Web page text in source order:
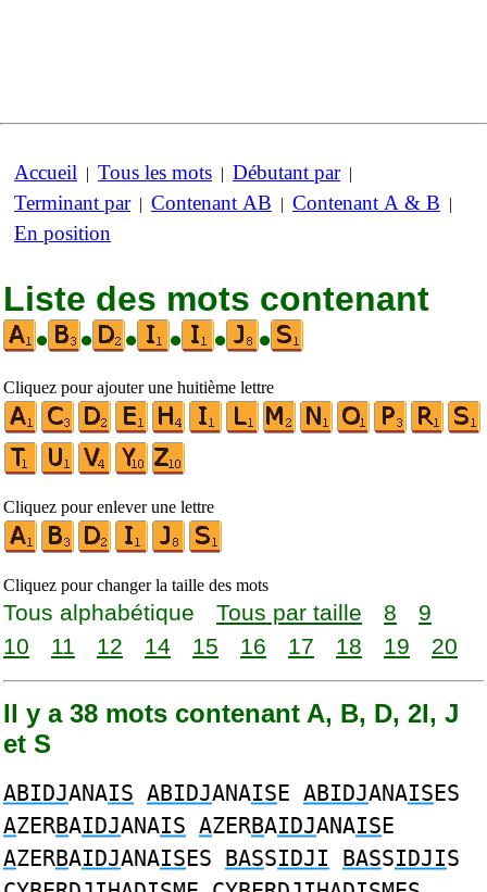
Accueil | Tous les mots | Débutant par|
Terminant par| Contenant AB | Contenant A & B |
En position
Liste des mots contenant
•
• • • • •
Cliquez pour ajouter une huitième lettre
Cliquez pour enlever une lettre
Cliquez pour changer la taille des mots
Tous alphabétique Tous par taille 8
9
10
11 12 14 15 16 17 18 19 20
Il y a 38 mots contenant A, B, D, 2I, J
et S
ABIDJANAIS ABIDJANAISE ABIDJANAISES
AZERBAIDJANAIS AZERBAIDJANAISE
AZERBAIDJANAISES BASSIDJI BASSIDJIS